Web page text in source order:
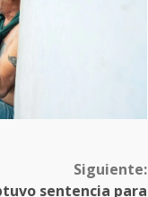
Siguiente:
sentencia para